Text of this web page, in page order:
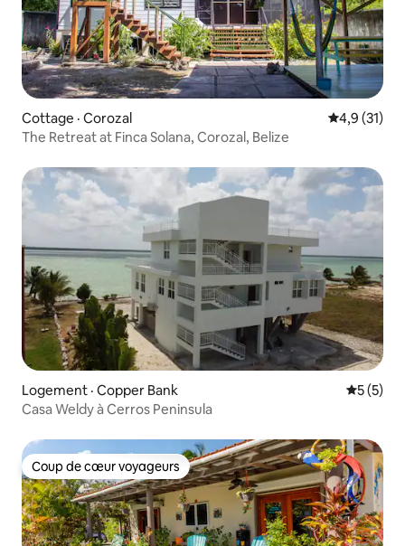
Cottage · Corozal Note
4,9 (31)
The Retreat at Finca Solana, Corozal, Belize
Logement · Copper Bank Note
5 (5)
Casa Weldy à Cerros Peninsula
Coup de cœur voyageurs
Coup de cœur voyageurs